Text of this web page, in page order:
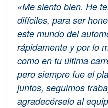
«Me siento bien. He
difíciles, para ser
este mundo del
rápidamente y por lo
como en tu última
pero siempre fue el
juntos, seguimos
agradecérselo al